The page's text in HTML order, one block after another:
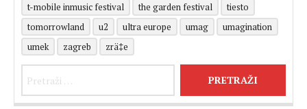
t-mobile inmusic festival
the garden festival
tiesto
tomorrowland
u2 ultra europe umag
umagination
umek
zagreb zrä‡e